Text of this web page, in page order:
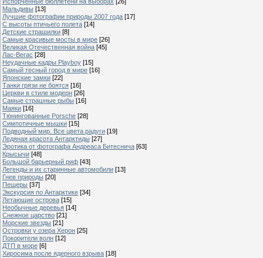
Мальдивы [13]
Лучшие фотографии природы 2007 года [17]
С высоты птичьего полета [14]
Детские страшилки [8]
Самые красивые мосты в мире [26]
Великая Отечественная война [45]
Лас-Вегас [28]
Неудачные кадры Playboy [15]
Самый тесный город в мире [16]
Японские замки [22]
Танки грязи не боятся [16]
Церкви в стиле модерн [26]
Самые страшные рыбы [16]
Маяки [16]
Тюнингованные Porsche [28]
Симпотичные мышки [15]
Подводный мир. Все цвета радуги [19]
Ледяная красота Антарктиды [27]
Эротика от фотографа Андреаса Битеснича [63]
Крысычи [48]
Большой барьерный риф [43]
Легенды и их старинные автомобили [13]
Гнев природы [20]
Пещеры [37]
Экскурсия по Антарктике [34]
Летающие острова [15]
Необычные деревья [14]
Снежное царство [21]
Морские звезды [21]
Островки у озера Херон [25]
Покорители волн [12]
ДТП в море [6]
Хиросима после ядерного взрыва [18]